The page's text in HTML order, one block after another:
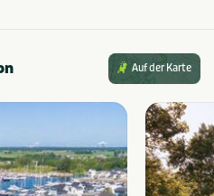
Auf der Karte